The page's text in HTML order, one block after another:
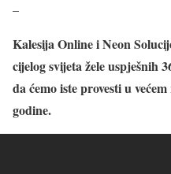
–
Kalesija Online i Neon
cijelog svijeta žele uspješnih
da ćemo iste provesti u
godine.